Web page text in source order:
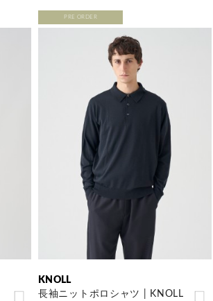
PRE ORDER
KNOLL
長袖ニットポロシャツ | KNOLL